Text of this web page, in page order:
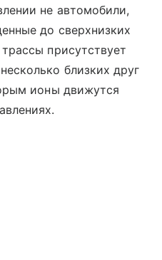
не автомобили,
до сверхнизких
присутствует
близких друг
ионы движутся